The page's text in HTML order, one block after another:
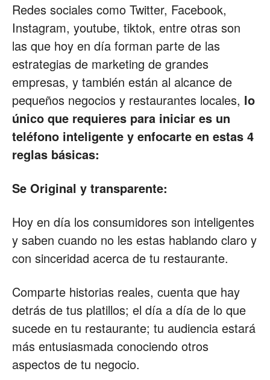
Marketing
para
Redes sociales como Twitter, Facebook,
Instagram, youtube, tiktok, entre otras son
las que hoy en día forman parte de las
estrategias de marketing de grandes
empresas, y también están al alcance de
pequeños negocios y restaurantes locales, lo
único que requieres para iniciar es un
teléfono inteligente y enfocarte en estas 4
reglas básicas:
Se Original y transparente:
Hoy en día los consumidores son inteligentes
y saben cuando no les estas hablando claro y
con sinceridad acerca de tu restaurante.
Comparte historias reales, cuenta que hay
detrás de tus platillos; el día a día de lo que
sucede en tu restaurante; tu audiencia estará
más entusiasmada conociendo otros
aspectos de tu negocio.